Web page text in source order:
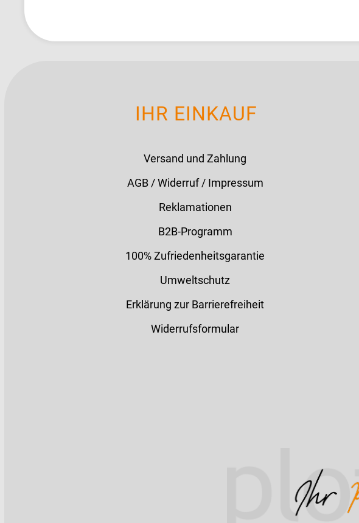
IHR EINKAUF
Versand und Zahlung
AGB / Widerruf / Impressum
Reklamationen
B2B-Programm
100% Zufriedenheitsgarantie
Umweltschutz
Erklärung zur Barrierefreiheit
Widerrufsformular